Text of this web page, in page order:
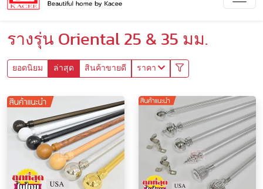
รางรุ่น Oriental 25 & 35 มม.
ยอดนิยม ล่าสุด สินค้าขายดี ราคา